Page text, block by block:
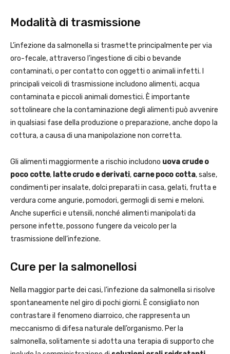
Modalità di trasmissione
L’infezione da salmonella si trasmette principalmente per via
oro-fecale, attraverso l’ingestione di cibi o bevande
contaminati, o per contatto con oggetti o animali infetti. I
principali veicoli di trasmissione includono alimenti, acqua
contaminata e piccoli animali domestici. È importante
sottolineare che la contaminazione degli alimenti può avvenire
in qualsiasi fase della produzione o preparazione, anche dopo la
cottura, a causa di una manipolazione non corretta.
Gli alimenti maggiormente a rischio includono uova crude o
poco cotte, latte crudo e derivati, carne poco cotta, salse,
condimenti per insalate, dolci preparati in casa, gelati, frutta e
verdura come angurie, pomodori, germogli di semi e meloni.
Anche superfici e utensili, nonché alimenti manipolati da
persone infette, possono fungere da veicolo per la
trasmissione dell’infezione.
Cure per la salmonellosi
Nella maggior parte dei casi, l’infezione da salmonella si risolve
spontaneamente nel giro di pochi giorni. È consigliato non
contrastare il fenomeno diarroico, che rappresenta un
meccanismo di difesa naturale dell’organismo. Per la
salmonella, solitamente si adotta una terapia di supporto che